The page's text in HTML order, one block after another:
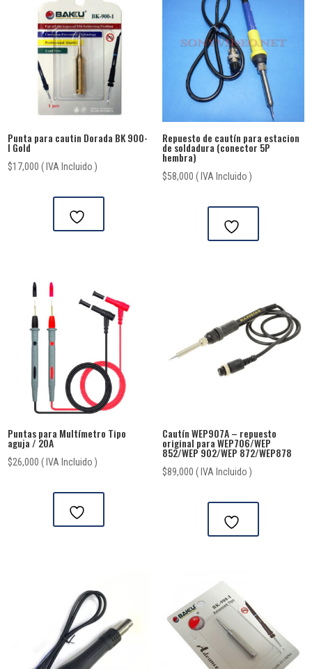
Punta para cautin Dorada BK 900-
I Gold
$17,000 ( IVA Incluido )
Repuesto de cautín para estacion
de soldadura (conector 5P
hembra)
$58,000 ( IVA Incluido )
Puntas para Multímetro Tipo
aguja / 20A
$26,000 ( IVA Incluido )
Cautín WEP907A – repuesto
original para WEP706/WEP
852/WEP 902/WEP 872/WEP878
$89,000 ( IVA Incluido )